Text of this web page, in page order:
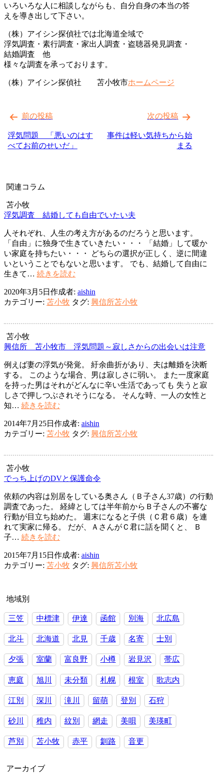
いろいろな人に相談しながらも、自分自身の本当の答
えを導き出して下さい。
（株）アイシン探偵社では北海道全域で
浮気調査・素行調査・家出人調査・盗聴器発見調査・
結婚調査 他
様々な調査を承っております。
（株）アイシン探偵社 苫小牧市ホームページ
稿
ナ
ビ
ー
ョ
ン
前の投稿
浮気問題 「悪いのはす
べてお前のせいだ」
次の投稿
事件は軽い気持ちから始
まる
関連コラム
苫小牧
浮気調査 結婚しても自由でいたい夫
人それぞれ、人生の考え方があるのだろうと思います。
「自由」に独身で生きていきたい・・・ 「結婚」して暖か
い家庭を持ちたい・・・ どちらの選択が正しく、逆に間違
いということでもないと思います。 でも、結婚して自由に
生きて… 続きを読む
調
査
婚
て
自
由
で
い
夫
2020年3月5日 作成者: aishin
カテゴリー: 苫小牧 タグ: 興信所苫小牧
苫小牧
興信所 苫小牧市 浮気問題～寂しさからの出会いは注意
例えば妻の浮気が発覚。 紆余曲折があり、夫は離婚を決断
する。 このような場合、男は寂しさに弱い。 また一度家庭
を持った男はそれがどんなに辛い生活であっても 失うと寂
しさで押しつぶされそうになる。 そんな時、一人の女性と
知… 続きを読む
所
苫
牧
浮
問
題
～
寂
か
ら
2014年7月25日 作成者: aishin
カテゴリー: 苫小牧 タグ: 興信所苫小牧
苫小牧
でっち上げのDVと保護命令
依頼の内容は別居をしている奥さん（Ｂ子さん37歳）の行動
調査であった。 経緯としては半年前からＢ子さんの不審な
行動が目立ち始めた。 週末になると子供（Ｃ君６歳）を連
れて実家に帰る。 だが、ＡさんがＣ君に話を聞くと、 Ｂ
子… 続きを読む
ち
上
護
命
令
2015年7月15日 作成者: aishin
カテゴリー: 苫小牧 タグ: 興信所苫小牧
地域別
三笠 中標津 伊達 函館 別海 北広島
北斗 北海道 北見 千歳 名寄 士別
夕張 室蘭 富良野 小樽 岩見沢 帯広
恵庭 旭川 未分類 札幌 根室 歌志内
江別 深川 滝川 留萌 登別 石狩
砂川 稚内 紋別 網走 美唄 美瑛町
芦別 苫小牧 赤平 釧路 音更
アーカイブ